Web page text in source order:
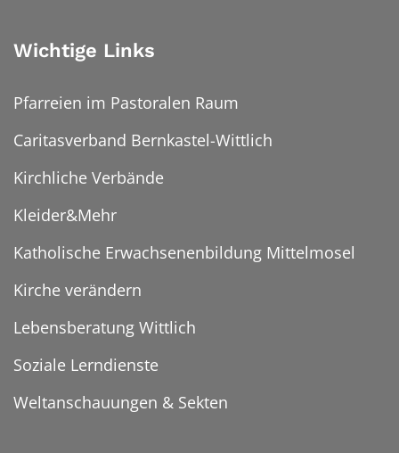
Wichtige Links
Pfarreien im Pastoralen Raum
Caritasverband Bernkastel-Wittlich
Kirchliche Verbände
Kleider&Mehr
Katholische Erwachsenenbildung Mittelmosel
Kirche verändern
Lebensberatung Wittlich
Soziale Lerndienste
Weltanschauungen & Sekten